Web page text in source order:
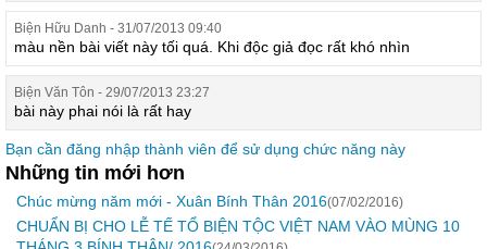
Biện Hữu Danh - 31/07/2013 09:40
màu nền bài viết này tối quá. Khi độc giả đọc rất khó nhìn
Biện Văn Tôn - 29/07/2013 23:27
bài này phai nói là rất hay
Bạn cần đăng nhập thành viên để sử dụng chức năng này
Những tin mới hơn
Chúc mừng năm mới - Xuân Bính Thân 2016(07/02/2016)
CHUẨN BỊ CHO LỄ TẾ TỔ BIỆN TỘC VIỆT NAM VÀO MÙNG 10